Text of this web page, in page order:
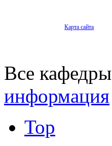
Карта сайта
Все кафедры
информация
Top